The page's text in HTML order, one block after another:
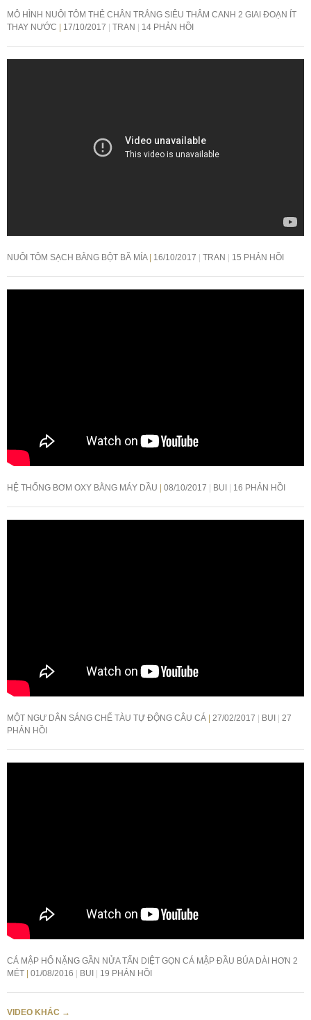
MÔ HÌNH NUÔI TÔM THẺ CHÂN TRẮNG SIÊU THÂM CANH 2 GIAI ĐOẠN ÍT
THAY NƯỚC
17/10/2017 TRAN 14 PHẢN HỒI
NUÔI TÔM SẠCH BẰNG BỘT BÃ MÍA 16/10/2017 TRAN 15 PHẢN HỒI
HỆ THỐNG BƠM OXY BẰNG MÁY DẦU 08/10/2017 BUI 16 PHẢN HỒI
MỘT NGƯ DÂN SÁNG CHẾ TÀU TỰ ĐỘNG CÂU CÁ 27/02/2017 BUI
27
PHẢN HỒI
CÁ MẬP HỔ NẶNG GẦN NỬA TẤN DIỆT GỌN CÁ MẬP ĐẦU BÚA DÀI HƠN 2
MÉT
01/08/2016 BUI 19 PHẢN HỒI
VIDEO KHÁC →